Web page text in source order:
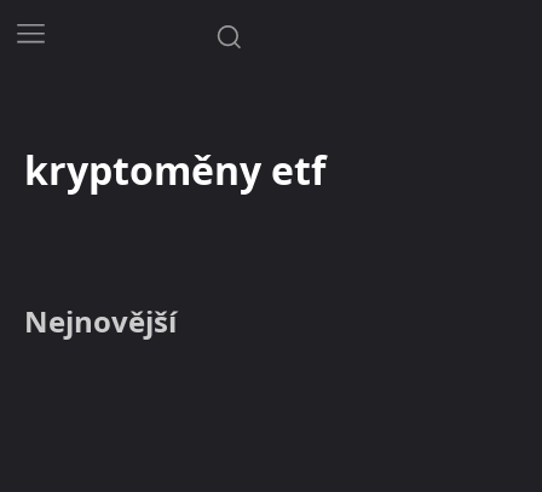
kryptoměny etf
Nejnovější